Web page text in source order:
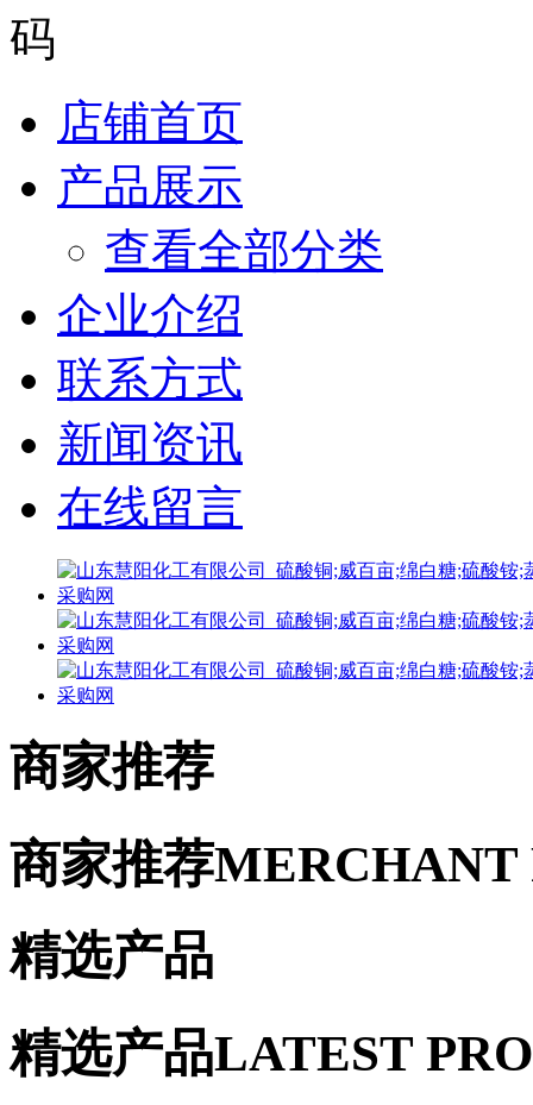
店铺首页
产品展示
查看全部分类
企业介绍
联系方式
新闻资讯
在线留言
商家推荐
商家推荐
精选产品
精选产品LATEST